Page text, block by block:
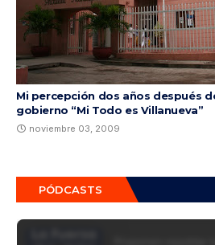
Mi percepción dos años después
gobierno “Mi Todo es Villanueva”
noviembre 03, 2009
PÓDCASTS